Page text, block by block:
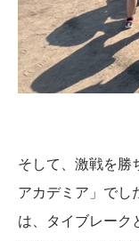
そして、激戦を勝
アカデミア」でし
は、タイブレーク